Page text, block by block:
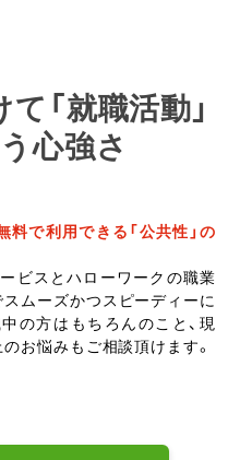
「就職活動」
心強さ
料で利用できる「公共性」の
ビスとハローワークの職業
ムーズかつスピーディーに
の方はもちろんのこと、現
お悩みもご相談頂けます。